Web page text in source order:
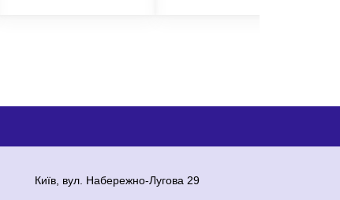
Київ, вул. Набережно-Лугова 29